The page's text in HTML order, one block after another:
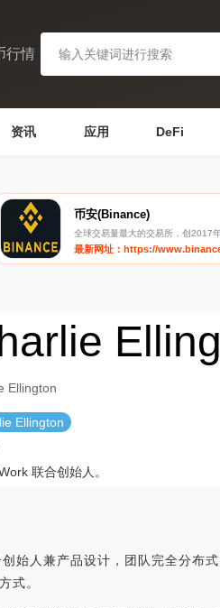
行情
资讯 应用 DeFi
币安(Binance)
全球交易量最大的交易所，创2017
最新网址：https://
Ellington
Ellington
联合创始人。
人兼产品设计，团队完全分布式
式。